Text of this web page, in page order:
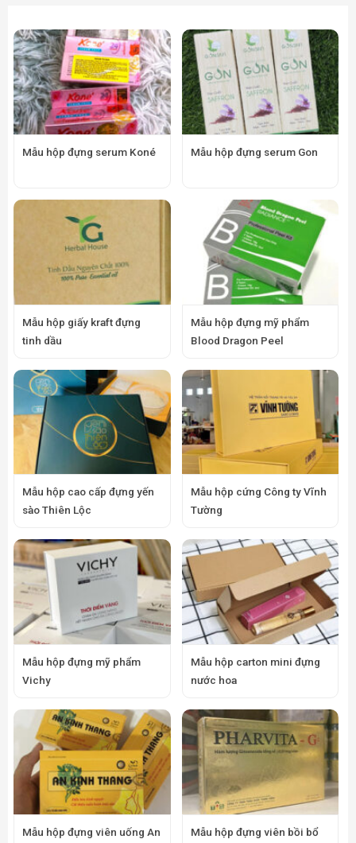
Mẫu hộp đựng serum Koné Mẫu hộp đựng serum Gon
Mẫu hộp giấy kraft đựng
tinh dầu
Mẫu hộp đựng mỹ phẩm
Blood Dragon Peel
Mẫu hộp cao cấp đựng yến
sào Thiên Lộc
Mẫu hộp cứng Công ty Vĩnh
Tường
Mẫu hộp đựng mỹ phẩm
Vichy
Mẫu hộp carton mini đựng
nước hoa
Mẫu hộp đựng viên uống An Mẫu hộp đựng viên bồi bổ